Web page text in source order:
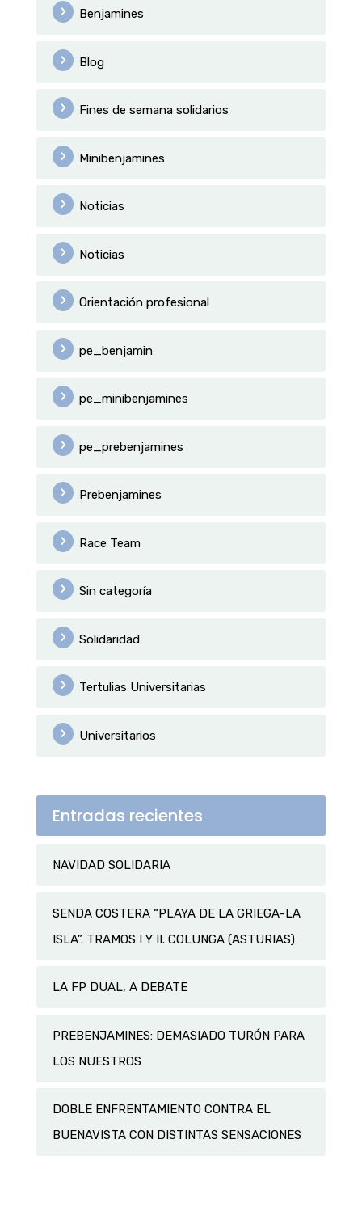
Benjamines
Blog
Fines de semana solidarios
Minibenjamines
Noticias
Noticias
Orientación profesional
pe_benjamin
pe_minibenjamines
pe_prebenjamines
Prebenjamines
Race Team
Sin categoría
Solidaridad
Tertulias Universitarias
Universitarios
Entradas recientes
NAVIDAD SOLIDARIA
SENDA COSTERA “PLAYA DE LA GRIEGA-LA
ISLA”. TRAMOS I Y II. COLUNGA (ASTURIAS)
LA FP DUAL, A DEBATE
PREBENJAMINES: DEMASIADO TURÓN PARA
LOS NUESTROS
DOBLE ENFRENTAMIENTO CONTRA EL
BUENAVISTA CON DISTINTAS SENSACIONES